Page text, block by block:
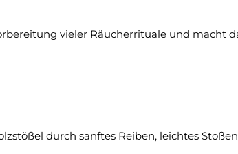
vieler Räucherrituale und macht
durch sanftes Reiben, leichtes